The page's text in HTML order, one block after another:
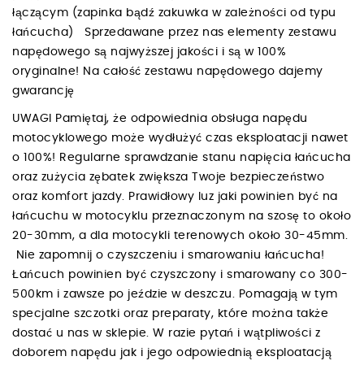
łączącym (zapinka bądź zakuwka w zależności od typu
łańcucha) Sprzedawane przez nas elementy zestawu
napędowego są najwyższej jakości i są w 100%
oryginalne! Na całość zestawu napędowego dajemy
gwarancję
UWAGI Pamiętaj, że odpowiednia obsługa napędu
motocyklowego może wydłużyć czas eksploatacji nawet
o 100%! Regularne sprawdzanie stanu napięcia łańcucha
oraz zużycia zębatek zwiększa Twoje bezpieczeństwo
oraz komfort jazdy. Prawidłowy luz jaki powinien być na
łańcuchu w motocyklu przeznaczonym na szosę to około
20-30mm, a dla motocykli terenowych około 30-45mm.
Nie zapomnij o czyszczeniu i smarowaniu łańcucha!
Łańcuch powinien być czyszczony i smarowany co 300-
500km i zawsze po jeździe w deszczu. Pomagają w tym
specjalne szczotki oraz preparaty, które można także
dostać u nas w sklepie. W razie pytań i wątpliwości z
doborem napędu jak i jego odpowiednią eksploatacją